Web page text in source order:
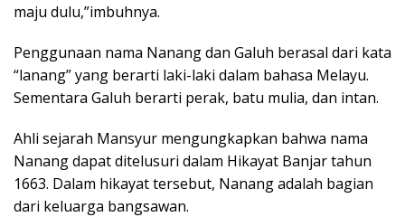
maju dulu,”imbuhnya.
Penggunaan nama Nanang dan Galuh berasal dari kata
“lanang” yang berarti laki-laki dalam bahasa Melayu.
Sementara Galuh berarti perak, batu mulia, dan intan.
Ahli sejarah Mansyur mengungkapkan bahwa nama
Nanang dapat ditelusuri dalam Hikayat Banjar tahun
1663. Dalam hikayat tersebut, Nanang adalah bagian
dari keluarga bangsawan.